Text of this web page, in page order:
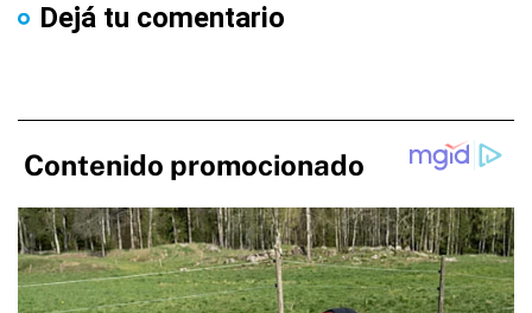
Dejá tu comentario